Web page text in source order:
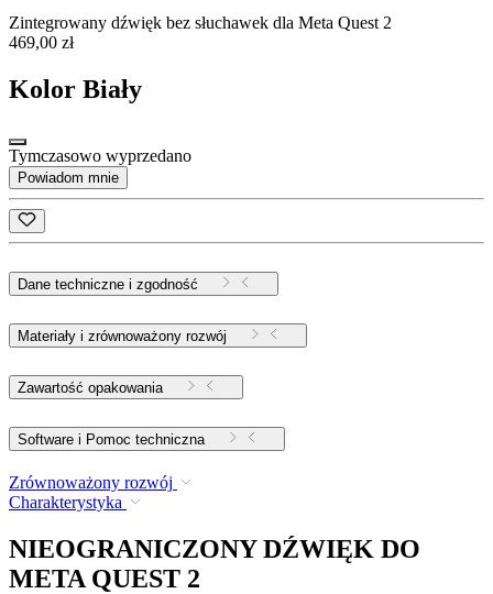
Zintegrowany dźwięk bez słuchawek dla Meta Quest 2
469,00 zł
Kolor Biały
Tymczasowo wyprzedano
Powiadom mnie
Dane techniczne i zgodność
Materiały i zrównoważony rozwój
Zawartość opakowania
Software i Pomoc techniczna
Zrównoważony rozwój
Charakterystyka
NIEOGRANICZONY DŹWIĘK DO
META QUEST 2